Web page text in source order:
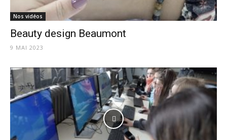
Nos vidéos
Beauty design Beaumont
9 MAI 2023